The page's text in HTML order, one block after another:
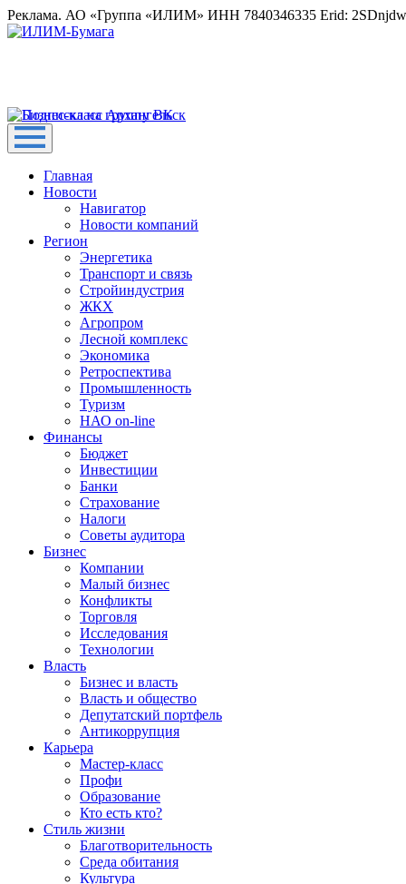
Реклама. АО «Группа «ИЛИМ» ИНН 7840346335 Erid:
Главная
Новости
Навигатор
Новости компаний
Регион
Энергетика
Транспорт и связь
Стройиндустрия
ЖКХ
Агропром
Лесной комплекс
Экономика
Ретроспектива
Промышленность
Туризм
НАО on-line
Финансы
Бюджет
Инвестиции
Банки
Страхование
Налоги
Советы аудитора
Бизнес
Компании
Малый бизнес
Конфликты
Торговля
Исследования
Технологии
Власть
Бизнес и власть
Власть и общество
Депутатский портфель
Антикоррупция
Карьера
Мастер-класс
Профи
Образование
Кто есть кто?
Стиль жизни
Благотворительность
Среда обитания
Культура